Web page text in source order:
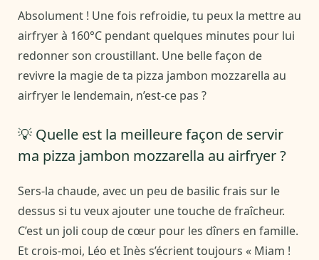
Absolument ! Une fois refroidie, tu peux la mettre au
airfryer à 160°C pendant quelques minutes pour lui
redonner son croustillant. Une belle façon de
revivre la magie de ta pizza jambon mozzarella au
airfryer le lendemain, n’est-ce pas ?
💡 Quelle est la meilleure façon de servir
ma pizza jambon mozzarella au airfryer ?
Sers-la chaude, avec un peu de basilic frais sur le
dessus si tu veux ajouter une touche de fraîcheur.
C’est un joli coup de cœur pour les dîners en famille.
Et crois-moi, Léo et Inès s’écrient toujours « Miam !